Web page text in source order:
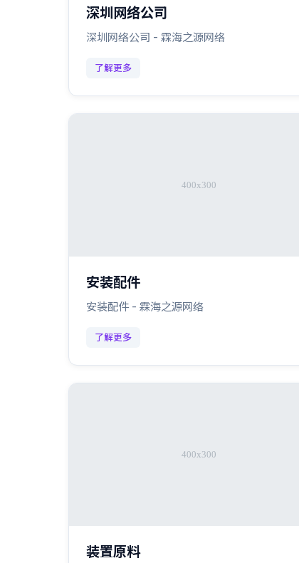
深圳网络公司
深圳网络公司 - 霖海之源网络
了解更多
安装配件
安装配件 - 霖海之源网络
了解更多
装置原料